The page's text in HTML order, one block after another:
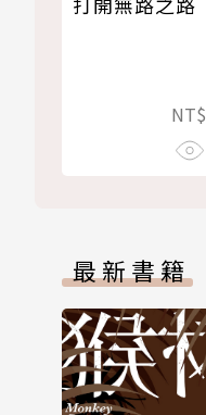
NT$
最新書籍